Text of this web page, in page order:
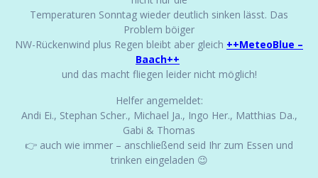
Temperaturen Sonntag wieder deutlich sinken lässt. Das
Problem böiger
NW-Rückenwind plus Regen bleibt aber gleich ++MeteoBlue –
Baach++
und das macht fliegen leider nicht möglich!
Helfer angemeldet:
Andi Ei., Stephan Scher., Michael Ja., Ingo Her., Matthias Da.,
Gabi & Thomas
👉 auch wie immer – anschließend seid Ihr zum Essen und
trinken eingeladen 😉